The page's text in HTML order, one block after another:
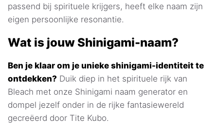
passend bij spirituele krijgers, heeft elke naam zijn
eigen persoonlijke resonantie.
Wat is jouw Shinigami-naam?
Ben je klaar om je unieke shinigami-identiteit te
ontdekken? Duik diep in het spirituele rijk van
Bleach met onze Shinigami naam generator en
dompel jezelf onder in de rijke fantasiewereld
gecreëerd door Tite Kubo.